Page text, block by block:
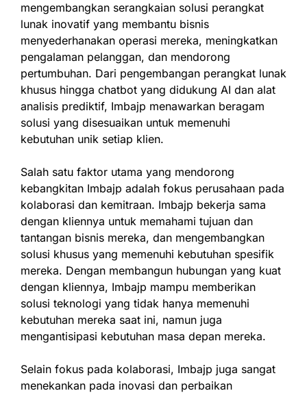
mengembangkan serangkaian solusi perangkat
lunak inovatif yang membantu bisnis
menyederhanakan operasi mereka, meningkatkan
pengalaman pelanggan, dan mendorong
pertumbuhan. Dari pengembangan perangkat lunak
khusus hingga chatbot yang didukung AI dan alat
analisis prediktif, Imbajp menawarkan beragam
solusi yang disesuaikan untuk memenuhi
kebutuhan unik setiap klien.
Salah satu faktor utama yang mendorong
kebangkitan Imbajp adalah fokus perusahaan pada
kolaborasi dan kemitraan. Imbajp bekerja sama
dengan kliennya untuk memahami tujuan dan
tantangan bisnis mereka, dan mengembangkan
solusi khusus yang memenuhi kebutuhan spesifik
mereka. Dengan membangun hubungan yang kuat
dengan kliennya, Imbajp mampu memberikan
solusi teknologi yang tidak hanya memenuhi
kebutuhan mereka saat ini, namun juga
mengantisipasi kebutuhan masa depan mereka.
Selain fokus pada kolaborasi, Imbajp juga sangat
menekankan pada inovasi dan perbaikan